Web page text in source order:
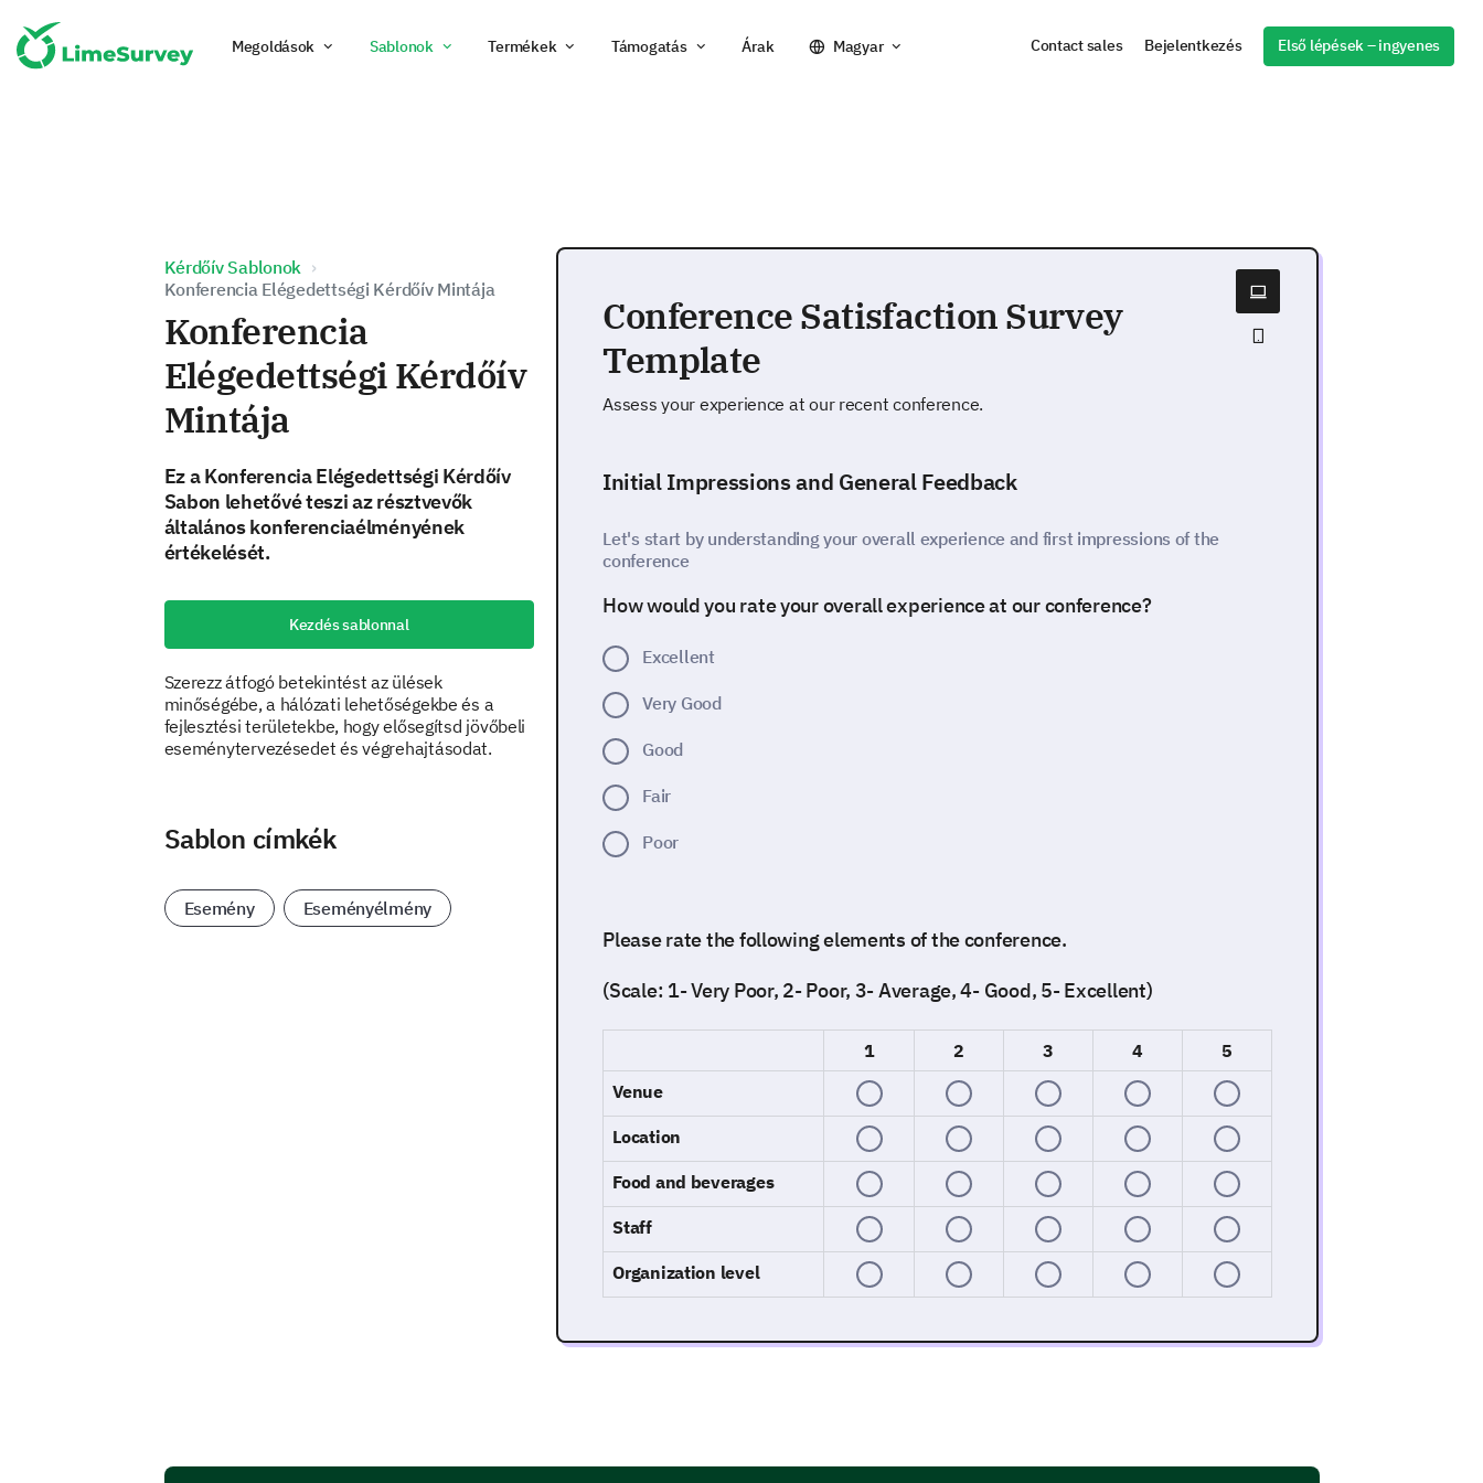
Megoldások Sablonok Termékek Támogatás Árak Magyar Contact sales Bejelentkezés Első lépések – ingyenes
Kérdőív Sablonok
Konferencia Elégedettségi Kérdőív Mintája
Konferencia
Elégedettségi Kérdőív
Mintája
Ez a Konferencia Elégedettségi Kérdőív
Sabon lehetővé teszi az résztvevők
általános konferenciaélményének
értékelését.
Kezdés sablonnal
Szerezz átfogó betekintést az ülések
minőségébe, a hálózati lehetőségekbe és a
fejlesztési területekbe, hogy elősegítsd jövőbeli
eseménytervezésedet és végrehajtásodat.
Sablon címkék
Esemény Eseményélmény
Conference Satisfaction Survey
Template
Assess your experience at our recent conference.
Initial Impressions and General Feedback
Let's start by understanding your overall experience and first impressions of the
conference
How would you rate your overall experience at our conference?
Excellent
Very Good
Good
Fair
Poor
Please rate the following elements of the conference.
(Scale: 1- Very Poor, 2- Poor, 3- Average, 4- Good, 5- Excellent)
1 2 3 4
5
Venue
Location
Food and beverages
Staff
Organization level